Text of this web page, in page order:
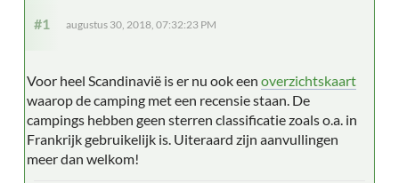
#1 augustus 30, 2018, 07:32:23 PM
Voor heel Scandinavië is er nu ook een overzichtskaart
waarop de camping met een recensie staan. De
campings hebben geen sterren classificatie zoals o.a. in
Frankrijk gebruikelijk is. Uiteraard zijn aanvullingen
meer dan welkom!